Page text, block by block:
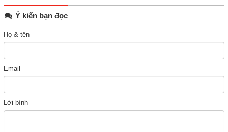
Ý kiến bạn đọc
Họ & tên
Email
Lời bình